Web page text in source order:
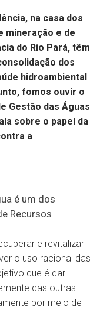
na casa dos
mineração e de
do Rio Pará, têm
dos
hidroambiental
fomos ouvir o
Gestão das Águas
sobre o papel da
a
é um dos
Recursos
e revitalizar
o uso racional das
que é dar
das outras
por meio de